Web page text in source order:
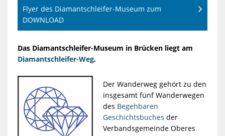
Flyer des Diamantschleifer-Museum zum
DOWNLOAD
Das Diamantschleifer-Museum in Brücken liegt am
Diamantschleifer-Weg.
Der Wanderweg gehört zu den
insgesamt fünf Wanderwegen
des Begehbaren
Geschichtsbuches der
Verbandsgemeinde Oberes